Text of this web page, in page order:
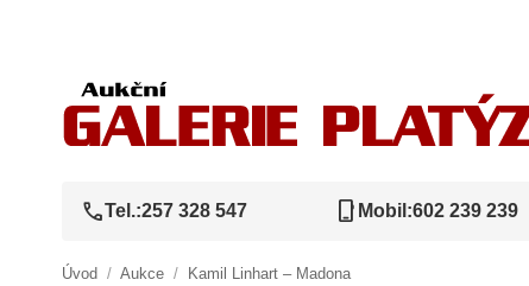
callTel.:257 328 547 phone_iphone Mobil:602 239 239
Úvod / Aukce / Kamil Linhart – Madona